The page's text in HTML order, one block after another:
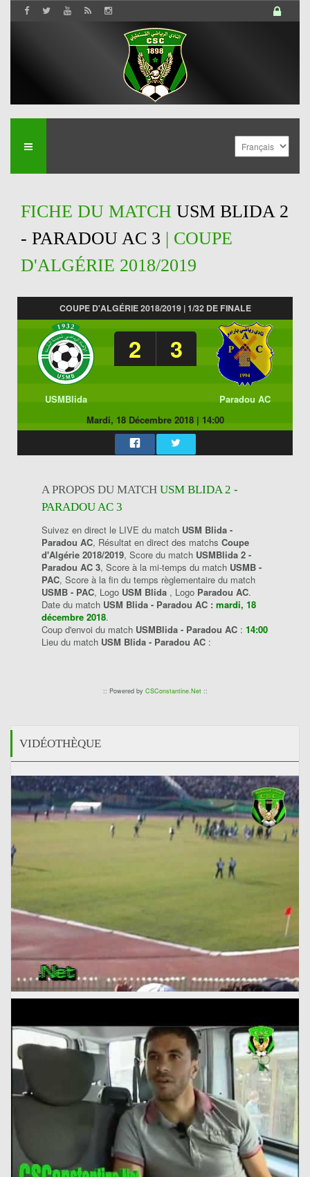
FICHE DU MATCH USM BLIDA 2
- PARADOU AC 3 | COUPE
D'ALGÉRIE 2018/2019
COUPE D'ALGÉRIE 2018/2019 | 1/32 DE FINALE
2 3
USMBlida
Paradou AC
Mardi, 18 Décembre 2018| 14:00
A PROPOS DU MATCH USM BLIDA 2 -
PARADOU AC 3
Suivez en direct le LIVE du match USM Blida -
Paradou AC, Résultat en direct des matchs Coupe
d'Algérie 2018/2019, Score du match USMBlida 2 -
Paradou AC 3, Score à la mi-temps du match USMB -
PAC, Score à la fin du temps règlementaire du match
USMB - PAC, Logo USM Blida , Logo Paradou AC.
Date du match USM Blida - Paradou AC : mardi, 18
décembre 2018.
Coup d'envoi du match USMBlida - Paradou AC : 14:00
Lieu du match USM Blida - Paradou AC :
:: Powered by CSConstantine.Net::
VIDÉOTHÈQUE